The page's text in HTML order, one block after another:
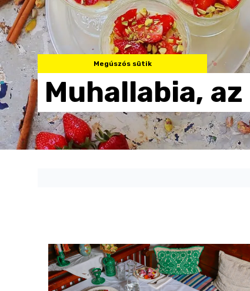
Megúszós sütik
Muhallabia, az